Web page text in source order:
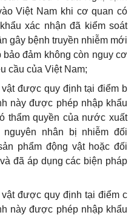
Việt Nam khi cơ quan có
xác nhận đã kiểm soát
gây bệnh truyền nhiễm mới
đảm không còn nguy cơ
cầu của Việt Nam;
được quy định tại điểm b
này được phép nhập khẩu
thẩm quyền của nước xuất
nhân bị nhiễm đối
phẩm động vật hoặc đối
đã áp dụng các biện pháp
được quy định tại điểm c
này được phép nhập khẩu